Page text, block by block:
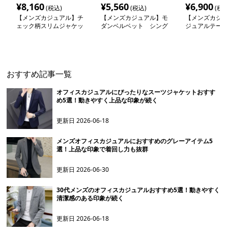
¥8,160(税込)
【メンズカジュアル】チ
ェック柄スリムジャケッ
¥5,560(税込)
【メンズカジュアル】モ
ダンベルベット シング
¥6,900(税
【メンズカジ
ジュアルテー
おすすめ記事一覧
オフィスカジュアルにぴったりなスーツジャケットおすす
め5選！動きやすく上品な印象が続く
更新日2026-06-18
メンズオフィスカジュアルにおすすめのグレーアイテム5
選！上品な印象で着回し力も抜群
更新日2026-06-30
30代メンズのオフィスカジュアルおすすめ5選！動きやすく
清潔感のある印象が続く
更新日2026-06-18